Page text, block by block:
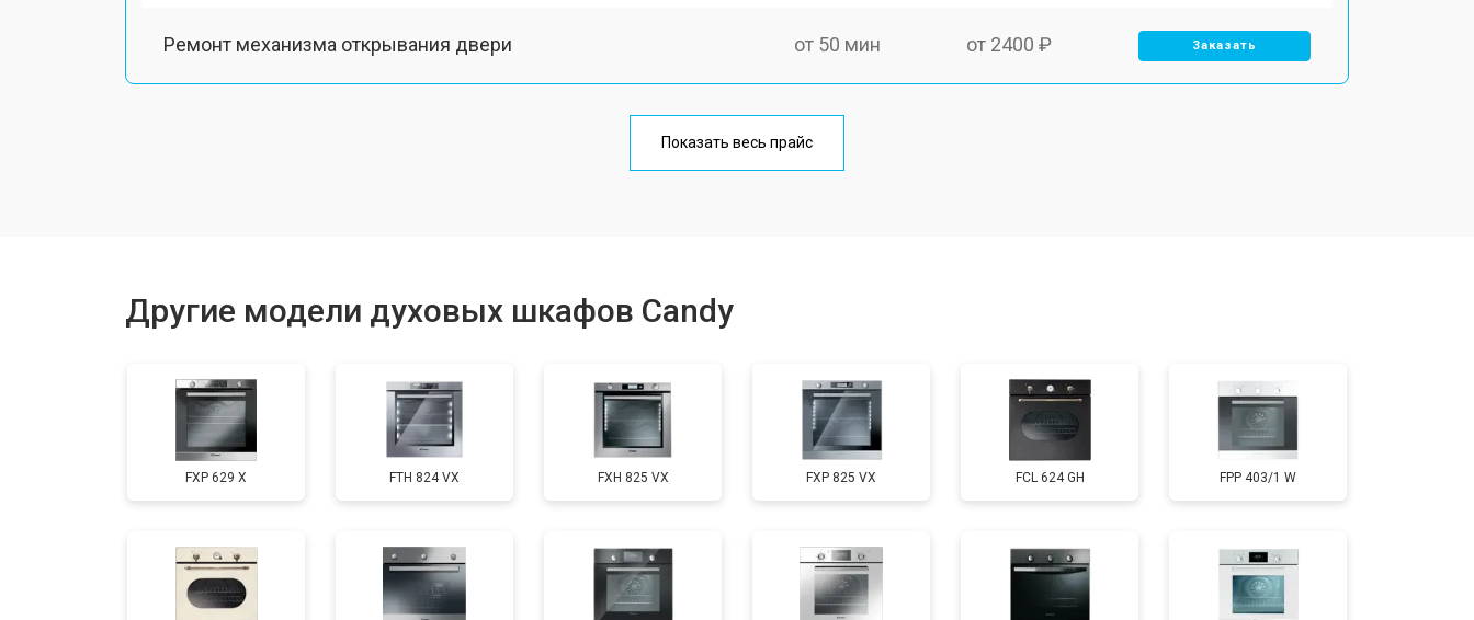
Ремонт механизма открывания двери от 50 мин от 2400 ₽ Заказать
от 60 мин
Показать весь прайс
Другие модели духовых шкафов Candy
FXP 629 X FTH 824 VX FXH 825 VX FXP 825 VX FCL 624 GH FPP 403/1 W